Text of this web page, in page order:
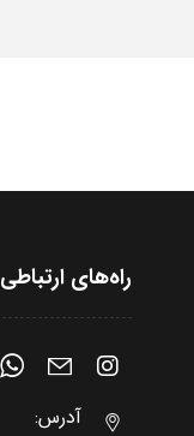
راه‌های ارتباطی
آدرس: